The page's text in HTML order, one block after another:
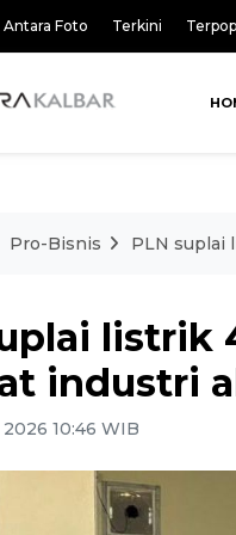
Antara Foto Terkini
Pro-Bisnis PLN suplai
listrik
industri
10:46 WIB